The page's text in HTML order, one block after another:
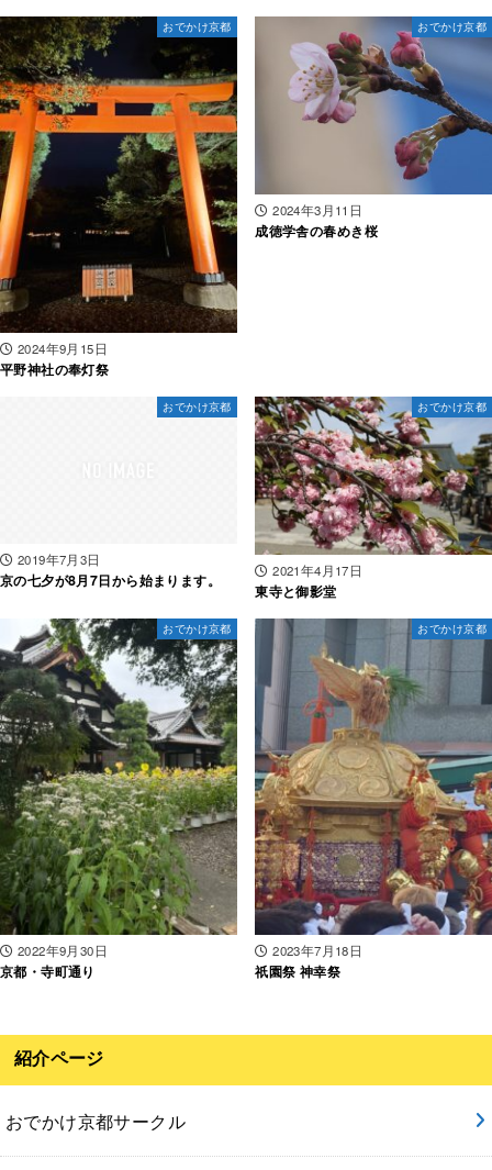
おでかけ京都
2024年9月15日
平野神社の奉灯祭
おでかけ京都
2024年3月11日
成徳学舎の春めき桜
おでかけ京都
2019年7月3日
京の七夕が8月7日から始まります。
おでかけ京都
2021年4月17日
東寺と御影堂
おでかけ京都
2022年9月30日
京都・寺町通り
おでかけ京都
2023年7月18日
祇園祭 神幸祭
紹介ページ
おでかけ京都サークル